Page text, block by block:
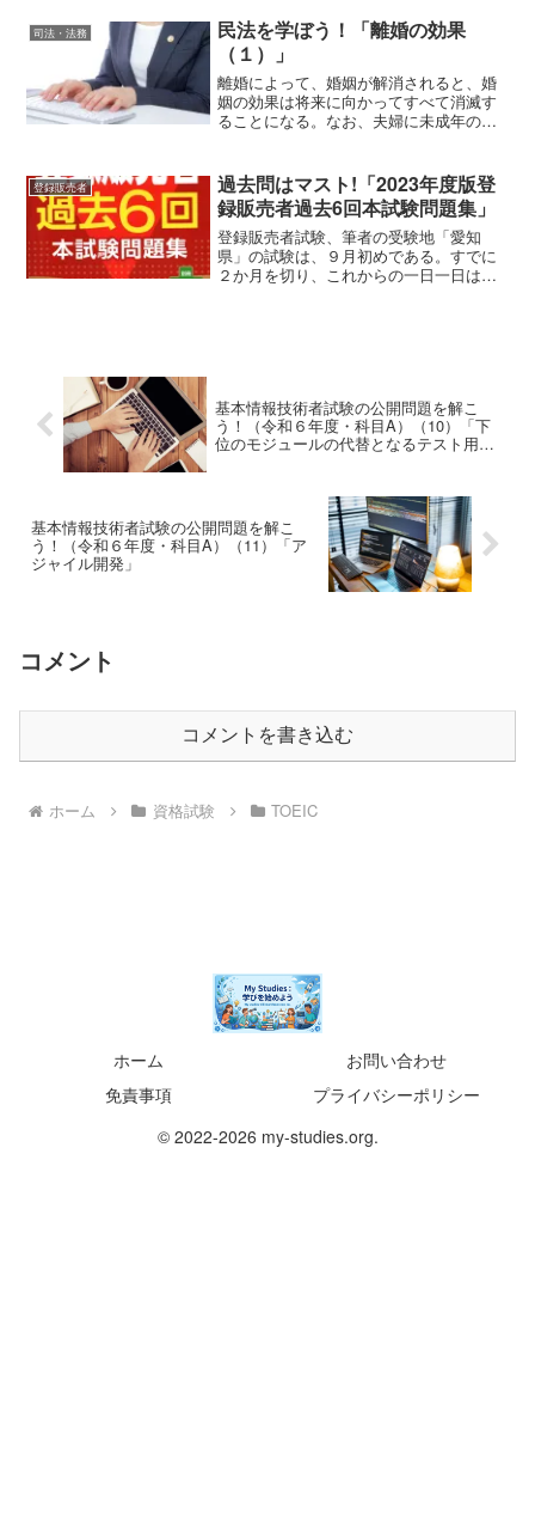
と同様、法律の定めに...
司法・法務
民法を学ぼう！「離婚の効果
（１）」
離婚によって、婚姻が解消されると、婚
姻の効果は将来に向かってすべて消滅す
ることになる。なお、夫婦に未成年の子
果については、別の機会で説明すること
にして、今回は、婚姻の解...
登録販売者
過去問はマスト!「2023年度版登
録販売者過去6回本試験問題集」
登録販売者試験、筆者の受験地「愛知
県」の試験は、９月初めである。すでに
２か月を切り、これからの一日一日は、
基本情報技術者試験の公開問題を解こ
う！（令和６年度・科目A）（10）「下
位のモジュールの代替となるテスト用の
基本情報技術者試験の公開問題を解こ
う！（令和６年度・科目A）（11）「ア
ジャイル開発」
コメント
コメントを書き込む
ホーム 資格試験 TOEIC
ホーム
お問い合わせ
免責事項
プライバシーポリシー
© 2022-2026 my-studies.org.